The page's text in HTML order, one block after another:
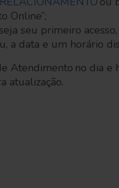
Online”;
seu primeiro
a data e um horário
Atendimento no dia
atualização.